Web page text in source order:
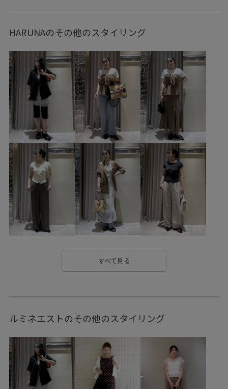
バッグ ショルダーバッグ
ハット BVA16040 BVE16080 BVK76100
BVS16070 BVU16030 BVX75210 BVZ16170
0318PRESS対象商品 1枚でも着れる 26SSデニムpick_up
Exclusive_GW onepiece_pickup Tシャツ UVカット
vispolo26vol6 VIS_2026SS_POLO2
vis_okazakisae_may VIS_outdoor VIS_outdoor2
vis_pickup_july_bag VIS_smallsize Wpickup_items
Wshoes_pickup Wtops_pickup
お気に入り急上昇_pickup きちんと感 さらっと着れる
オフィスカジュアル カジュアル カジュアルすぎない
クッション コットン コットン100%
シャーリング スエード スカート スタイルアップ
スッキリ ストラップ センタープレス
チャンキーヒール トレンド ドライ ドライタッチ
HARUNAのその他のスタイリング
すべて見る
ルミネエストのその他のスタイリング